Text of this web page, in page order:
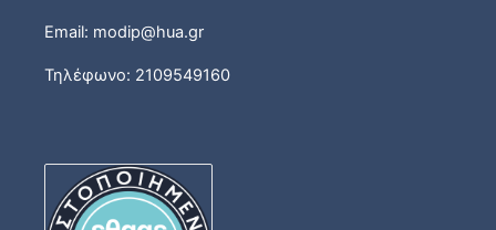
Email: modip@hua.gr
Τηλέφωνο: 2109549160